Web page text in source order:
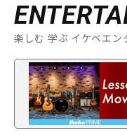
楽しむ 学ぶ イケベエン